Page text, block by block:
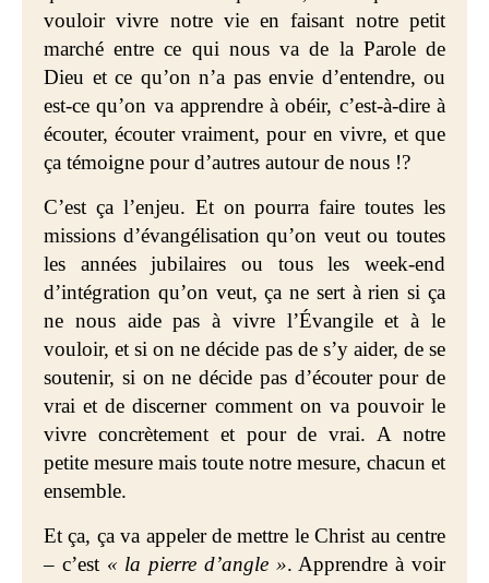
vouloir vivre notre vie en faisant notre petit
marché entre ce qui nous va de la Parole de
Dieu et ce qu’on n’a pas envie d’entendre, ou
est-ce qu’on va apprendre à obéir, c’est-à-dire à
écouter, écouter vraiment, pour en vivre, et que
ça témoigne pour d’autres autour de nous !?
C’est ça l’enjeu. Et on pourra faire toutes les
missions d’évangélisation qu’on veut ou toutes
les années jubilaires ou tous les week-end
d’intégration qu’on veut, ça ne sert à rien si ça
ne nous aide pas à vivre l’Évangile et à le
vouloir, et si on ne décide pas de s’y aider, de se
soutenir, si on ne décide pas d’écouter pour de
vrai et de discerner comment on va pouvoir le
vivre concrètement et pour de vrai. A notre
petite mesure mais toute notre mesure, chacun et
ensemble.
Et ça, ça va appeler de mettre le Christ au centre
– c’est « la pierre d’angle ». Apprendre à voir